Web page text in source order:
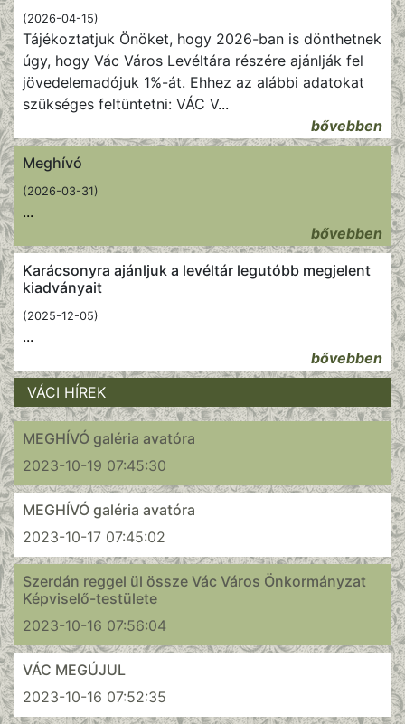
(2026-04-15)
Tájékoztatjuk Önöket, hogy 2026-ban is dönthetnek
úgy, hogy Vác Város Levéltára részére ajánlják fel
jövedelemadójuk 1%-át. Ehhez az alábbi adatokat
szükséges feltüntetni: VÁC V...
bővebben
Meghívó
(2026-03-31)
...
bővebben
Karácsonyra ajánljuk a levéltár legutóbb megjelent
kiadványait
(2025-12-05)
...
bővebben
VÁCI HÍREK
MEGHÍVÓ galéria avatóra
2023-10-19 07:45:30
MEGHÍVÓ galéria avatóra
2023-10-17 07:45:02
Szerdán reggel ül össze Vác Város Önkormányzat
Képviselő-testülete
2023-10-16 07:56:04
VÁC MEGÚJUL
2023-10-16 07:52:35